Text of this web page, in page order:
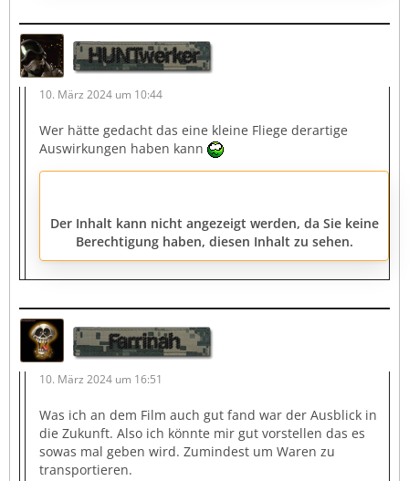
HUNTwerker
10. März 2024 um 10:44
Wer hätte gedacht das eine kleine Fliege derartige
Auswirkungen haben kann
Der Inhalt kann nicht angezeigt werden, da Sie keine
Berechtigung haben, diesen Inhalt zu sehen.
Farrinah
10. März 2024 um 16:51
Was ich an dem Film auch gut fand war der Ausblick in
die Zukunft. Also ich könnte mir gut vorstellen das es
sowas mal geben wird. Zumindest um Waren zu
transportieren.